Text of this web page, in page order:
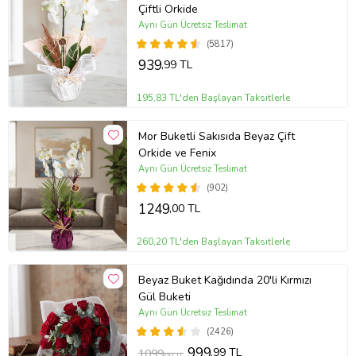
Pembe papatyalarda ton farkı görülebilir.
Ürün Kodu:vbt1428
Çiftli Orkide
(5817)
Aynı Gün Ücretsiz Teslimat
939,99 TL
195,83 TL'den Başlayan Taksitlerle
Mor Buketli Sakısıda Beyaz Çift
Orkide ve Fenix
(902)
Aynı Gün Ücretsiz Teslimat
1249,00 TL
260,20 TL'den Başlayan Taksitlerle
Beyaz Buket Kağıdında 20'li Kırmızı
Gül Buketi
(2426)
Aynı Gün Ücretsiz Teslimat
,99 TL